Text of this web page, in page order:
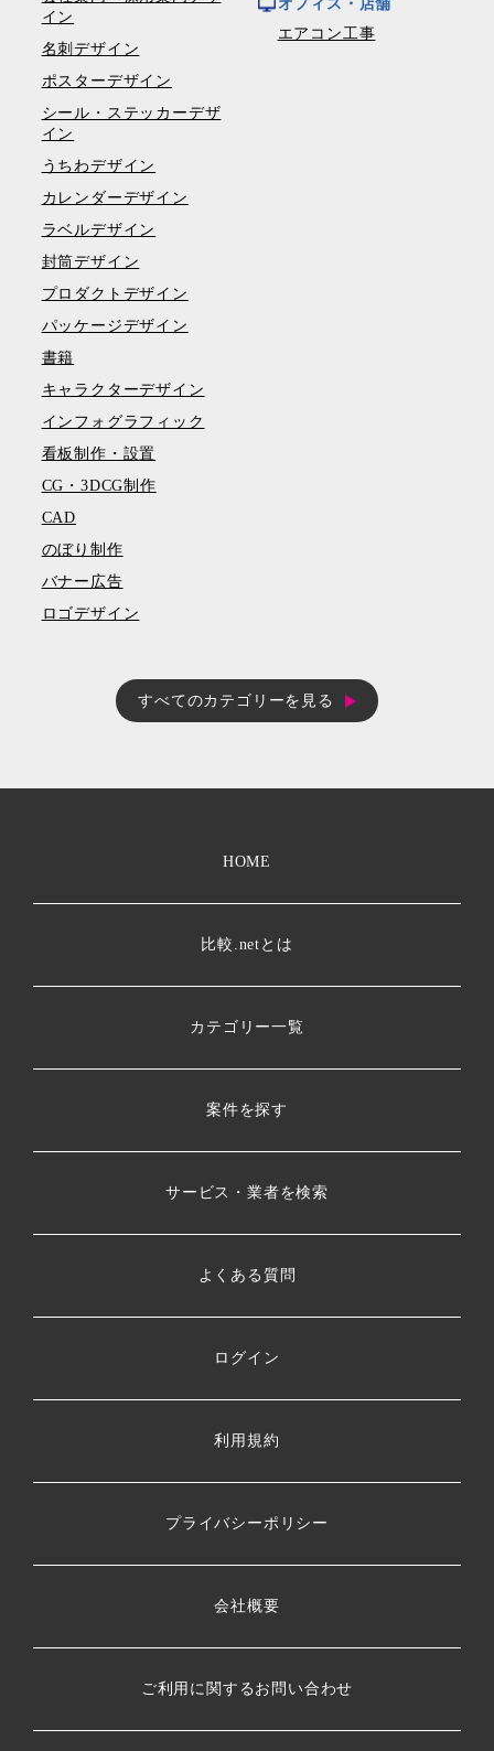
イン
名刺デザイン
ポスターデザイン
シール・ステッカーデザ
イン
うちわデザイン
カレンダーデザイン
ラベルデザイン
封筒デザイン
プロダクトデザイン
パッケージデザイン
書籍
キャラクターデザイン
インフォグラフィック
看板制作・設置
CG・3DCG制作
CAD
のぼり制作
バナー広告
ロゴデザイン
オフィス・店舗
エアコン工事
すべてのカテゴリーを見る
HOME
比較.netとは
カテゴリー一覧
案件を探す
サービス・業者を検索
よくある質問
ログイン
利用規約
プライバシーポリシー
会社概要
ご利用に関するお問い合わせ